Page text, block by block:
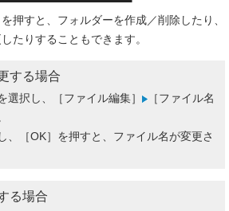
押すと、フォルダーを作成／削除したり、
たりすることもできます。
する場合
選択し、［ファイル編集］
［ファイル名
、［OK］を押すと、ファイル名が変更さ
る場合